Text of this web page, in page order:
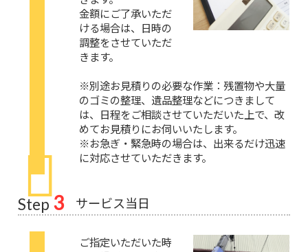
金額にご了承いただ
ける場合は、日時の
調整をさせていただ
きます。
※別途お見積りの必要な作業：残置物や大量
のゴミの整理、遺品整理などにつきまして
は、日程をご相談させていただいた上で、改
めてお見積りにお伺いいたします。
※お急ぎ・緊急時の場合は、出来るだけ迅速
に対応させていただきます。
Step 3 サービス当日
ご指定いただいた時